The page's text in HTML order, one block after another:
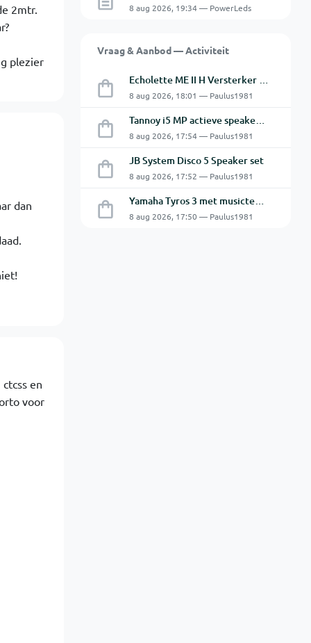
8 aug 2026, 19:34 — PowerLeds
Vraag & Aanbod — Activiteit
Echolette ME II H Versterker Top en Cabine
8 aug 2026, 18:01 — Paulus1981
Tannoy i5 MP actieve speakers - Gebruikt
8 aug 2026, 17:54 — Paulus1981
JB System Disco 5 Speaker set
8 aug 2026, 17:52 — Paulus1981
Yamaha Tyros 3 met musictech MT 50 B-Grif
8 aug 2026, 17:50 — Paulus1981
2mtr.
plezier
dan
en
voor